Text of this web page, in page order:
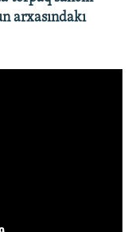
arxasındakı